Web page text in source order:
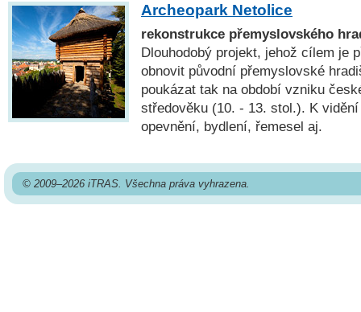
Archeopark Netolice
rekonstrukce přemyslovského
Dlouhodobý projekt, jehož cílem je
obnovit původní přemyslovské
poukázat tak na období vzniku
středověku (10. - 13. stol.). K
opevnění, bydlení, řemesel aj.
© 2009–2026 iTRAS. Všechna práva vyhrazena.